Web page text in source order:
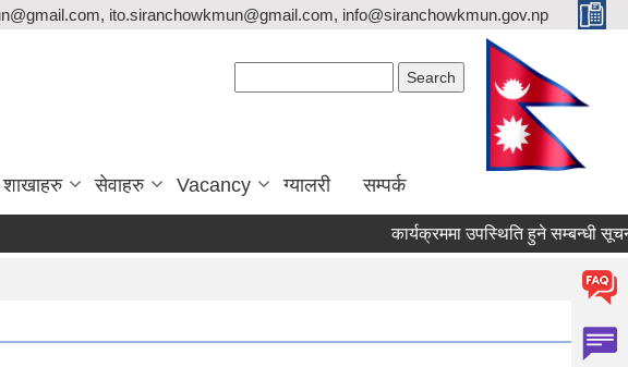
ito.siranchowkmun@gmail.com, info@siranchowkmun.gov.np
शाखाहरु सेवाहरु Vacancy ग्यालरी सम्पर्क
कार्यक्रममा उपस्थिति हुने सम्बन्धी सूचना